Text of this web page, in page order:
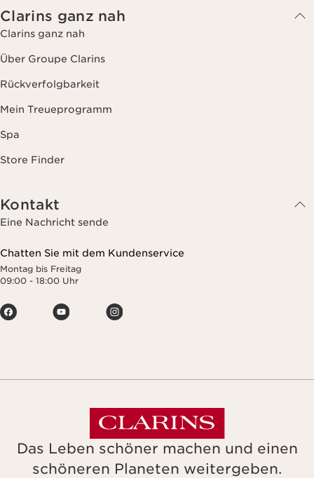
Clarins ganz nah
Clarins ganz nah
Über Groupe Clarins
Rückverfolgbarkeit
Mein Treueprogramm
Spa
Store Finder
Kontakt
Eine Nachricht sende
Chatten Sie mit dem Kundenservice
Montag bis Freitag
09:00 - 18:00 Uhr
Das Leben schöner machen und einen
schöneren Planeten weitergeben.